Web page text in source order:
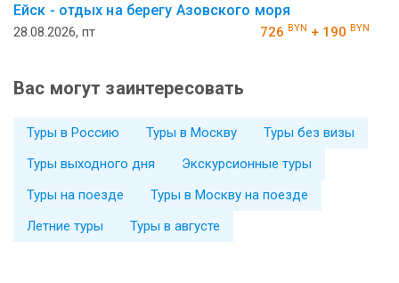
Ейск - отдых на берегу Азовского моря
28.08.2026, пт 726 BYN + 190 BYN
Вас могут заинтересовать
Туры в Россию Туры в Москву
Туры без визы
Туры выходного дня
Экскурсионные туры
Туры на поезде
Туры в Москву на поезде
Летние туры
Туры в августе